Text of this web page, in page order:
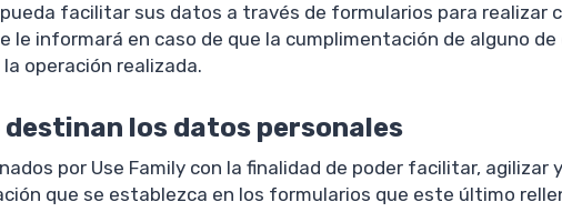
pueda facilitar sus datos a través de formularios para
le informará en caso de que la cumplimentación de alguno
operación realizada.
los datos personales
por Use Family con la finalidad de poder facilitar,
que se establezca en los formularios que este último